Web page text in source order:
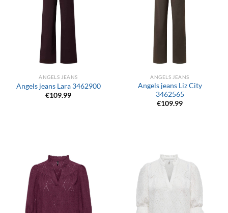
ANGELS JEANS
Angels jeans Lara 3462900
€109.99
ANGELS JEANS
Angels jeans Liz City
3462565
€109.99